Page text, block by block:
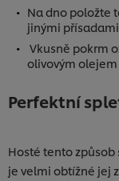
Na dno položte
jinými
Vkusně pokrm
olivovým
Perfektní
Hosté tento způsob
je velmi obtížné jej